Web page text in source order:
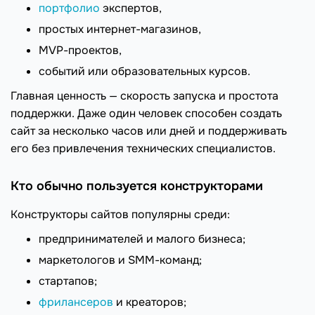
портфолио экспертов,
простых интернет-магазинов,
MVP-проектов,
событий или образовательных курсов.
Главная ценность — скорость запуска и простота
поддержки. Даже один человек способен создать
сайт за несколько часов или дней и поддерживать
его без привлечения технических специалистов.
Кто обычно пользуется конструкторами
Конструкторы сайтов популярны среди:
предпринимателей и малого бизнеса;
маркетологов и SMM-команд;
стартапов;
фрилансеров и креаторов;